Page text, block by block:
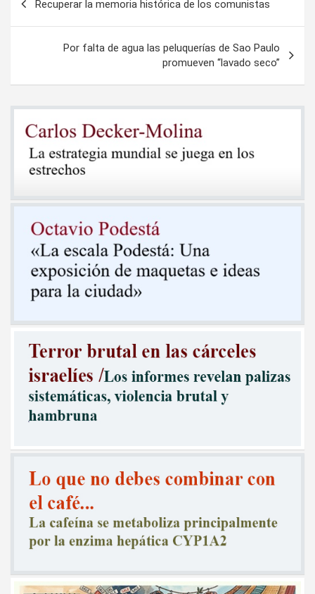
entradas
Recuperar la memoria histórica de los comunistas
Por falta de agua las peluquerías de Sao Paulo
promueven “lavado seco”